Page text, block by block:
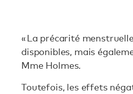
« La précarité
disponibles, mais
Mme Holmes.
Toutefois, les effets